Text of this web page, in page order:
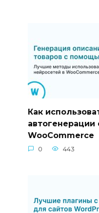
Как
автогенерации
WooCommerce
0 443